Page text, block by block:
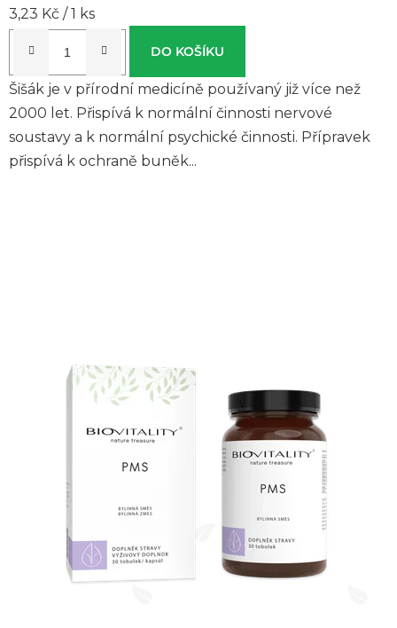
Měrná
3,23 Kč / 1 ks
DO KOŠÍKU
Šišák je v přírodní medicíně používaný již více než
2000 let. Přispívá k normální činnosti nervové
soustavy a k normální psychické činnosti. Přípravek
přispívá k ochraně buněk...